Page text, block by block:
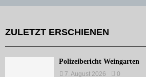
ZULETZT ERSCHIENEN
Polizeibericht Weingarten
7. August 2026 0